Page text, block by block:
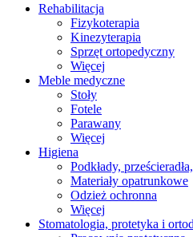
Rehabilitacja
Fizykoterapia
Kinezyterapia
Sprzęt ortopedyczny
Więcej
Meble medyczne
Stoły
Fotele
Parawany
Więcej
Higiena
Podkłady,
Materiały opatrunkowe
Odzież ochronna
Więcej
Stomatologia, protetyka i